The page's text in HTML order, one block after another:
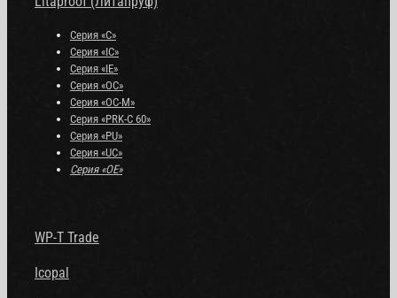
Серия «С»
Серия «IC»
Серия «IE»
Серия «OC»
Серия «OC-M»
Серия «PRK-C 60»
Серия «PU»
Серия «UC»
Серия «OE»
WP-T Trade
Icopal